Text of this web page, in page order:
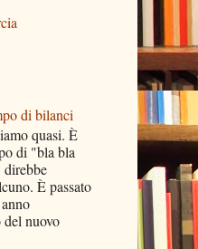
di bilanci
quasi. È
di "bla bla
È passato
nuovo